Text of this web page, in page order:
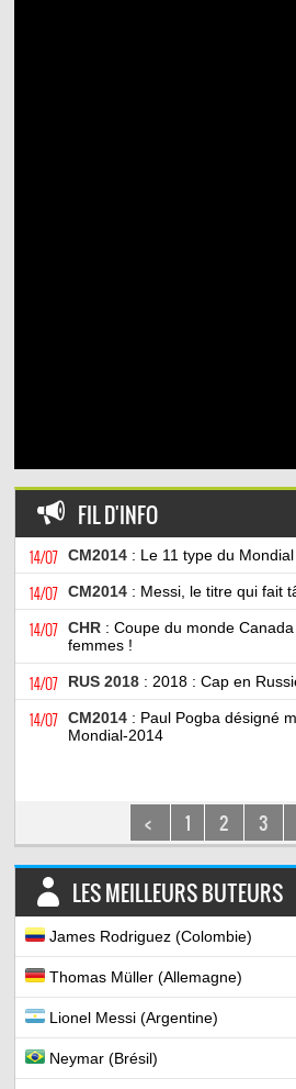
FIL D'INFO
14/07 CM2014 : Le 11 type du Mondial
14/07 CM2014 : Messi, le titre qui fait
14/07 CHR : Coupe du monde
femmes !
14/07 RUS 2018 : 2018 : Cap en
14/07 CM2014 : Paul Pogba désigné
Mondial-2014
< 1 2 3
LES MEILLEURS BUTEURS
James Rodriguez (Colombie)
Thomas Müller (Allemagne)
Lionel Messi (Argentine)
Neymar (Brésil)